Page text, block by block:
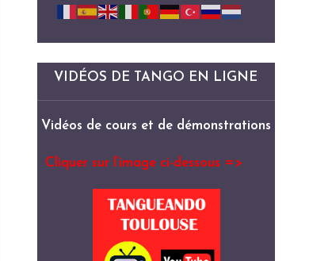
VIDÉOS DE TANGO EN LIGNE
Vidéos de cours et de démonstrations
Cliquer sur l’image ci-dessous =>